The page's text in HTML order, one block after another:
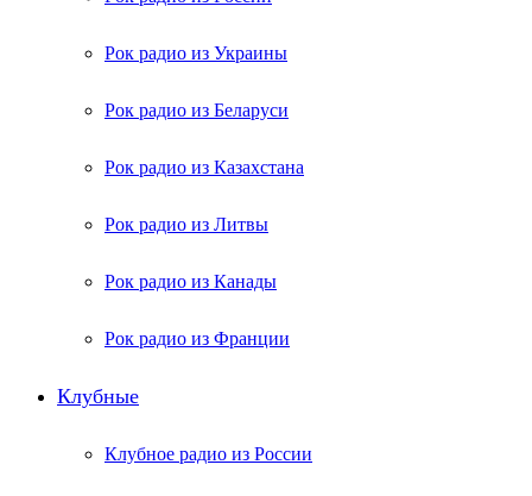
Рок радио из Украины
Рок радио из Беларуси
Рок радио из Казахстана
Рок радио из Литвы
Рок радио из Канады
Рок радио из Франции
Клубные
Клубное радио из России